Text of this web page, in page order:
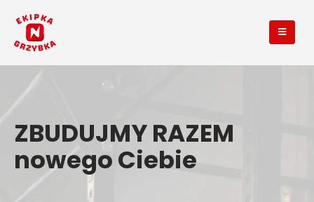
ZBUDUJMY RAZEM
nowego Ciebie